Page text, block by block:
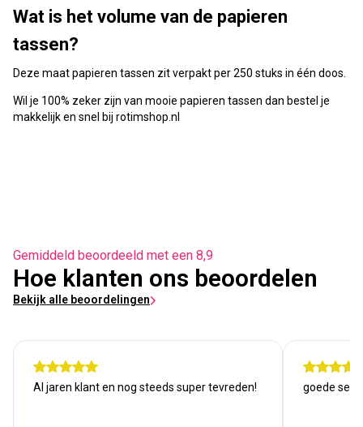
Wat is het volume van de papieren
tassen?
Deze maat papieren tassen zit verpakt per 250 stuks in één doos.
Wil je 100% zeker zijn van mooie papieren tassen dan bestel je
makkelijk en snel bij rotimshop.nl
Gemiddeld beoordeeld met een 8,9
Hoe klanten ons beoordelen
Bekijk alle beoordelingen
Al jaren klant en nog steeds super tevreden! goede